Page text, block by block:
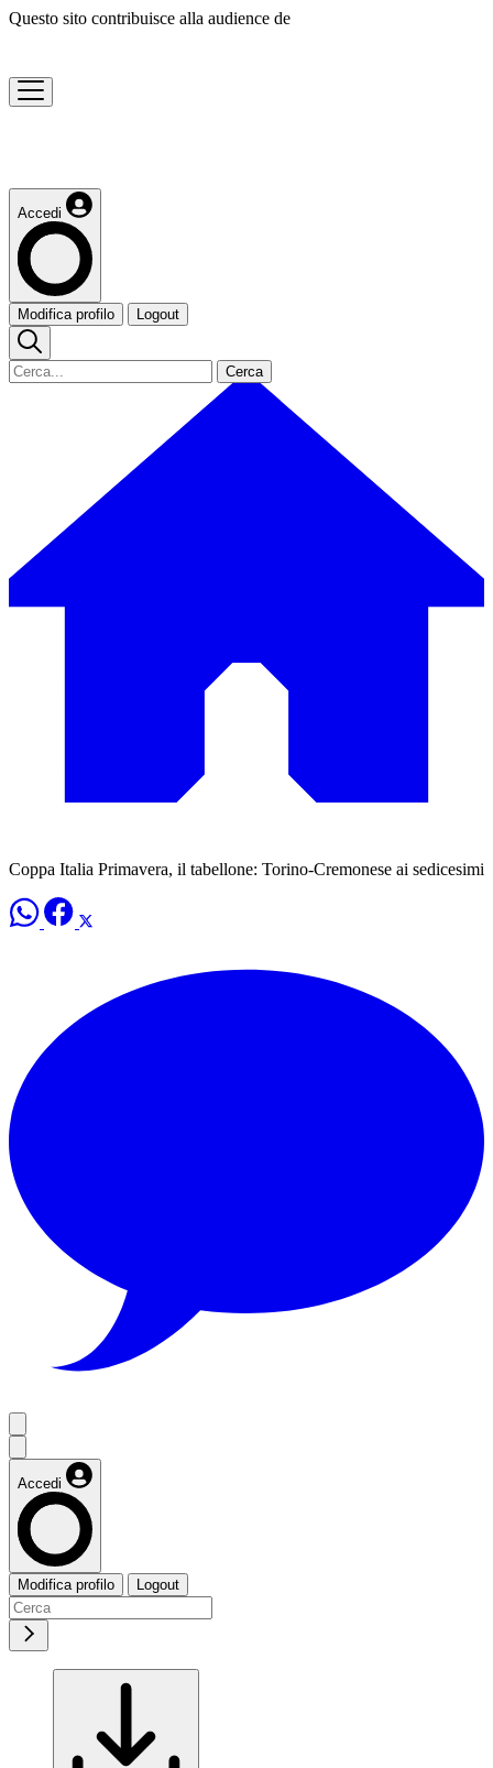
Questo sito contribuisce alla audience de
Accedi
Modifica profilo Logout
Cerca
Coppa Italia Primavera, il tabellone: Torino-Cremonese ai sedicesimi
Accedi
Modifica profilo Logout